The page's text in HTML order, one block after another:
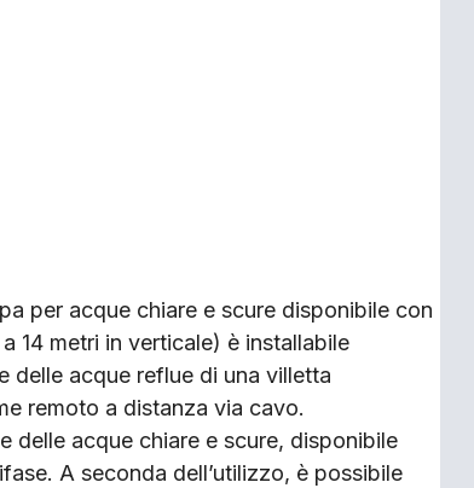
per acque chiare e scure disponibile con
14 metri in verticale) è installabile
delle acque reflue di una villetta
remoto a distanza via cavo.
delle acque chiare e scure, disponibile
A seconda dell’utilizzo, è possibile